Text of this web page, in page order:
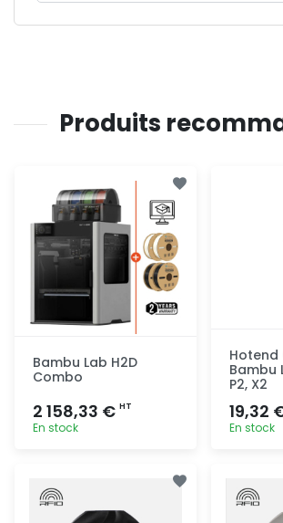
Produits
Bambu Lab H2D
Combo
2 158,33 € HT
En stock
Hotend
Bambu
P2, X2
19,32
En stock